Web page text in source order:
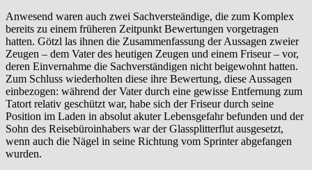
Anwesend waren auch zwei Sachversteändige, die zum Komplex
bereits zu einem früheren Zeitpunkt Bewertungen vorgetragen
hatten. Götzl las ihnen die Zusammenfassung der Aussagen zweier
Zeugen – dem Vater des heutigen Zeugen und einem Friseur – vor,
deren Einvernahme die Sachverständigen nicht beigewohnt hatten.
Zum Schluss wiederholten diese ihre Bewertung, diese Aussagen
einbezogen: während der Vater durch eine gewisse Entfernung zum
Tatort relativ geschützt war, habe sich der Friseur durch seine
Position im Laden in absolut akuter Lebensgefahr befunden und der
Sohn des Reisebüroinhabers war der Glassplitterflut ausgesetzt,
wenn auch die Nägel in seine Richtung vom Sprinter abgefangen
wurden.